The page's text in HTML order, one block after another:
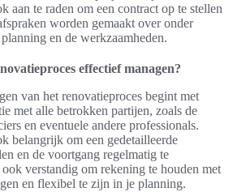
aan te raden om een contract op te stellen
worden gemaakt over onder
en de werkzaamheden.
effectief managen?
van het renovatieproces begint met
met alle betrokken partijen, zoals de
en eventuele andere professionals.
belangrijk om een gedetailleerde
en de voortgang regelmatig te
verstandig om rekening te houden met
en flexibel te zijn in je planning.